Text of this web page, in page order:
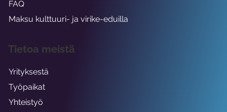
FAQ
Maksu kulttuuri- ja virike-eduilla
Tietoa meistä
Yrityksestä
Työpaikat
Yhteistyö